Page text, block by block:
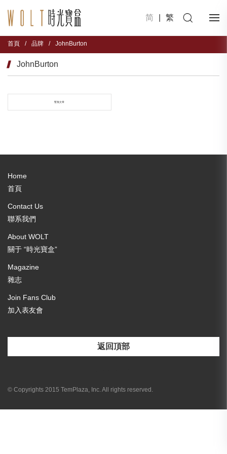
简 繁
首頁 / 品牌 / JohnBurton
JohnBurton
暫無文章
Home
首頁
Contact Us
聯系我們
About WOLT
關于 “時光寶盒”
Magazine
雜志
Join Fans Club
加入表友會
返回頂部
© Copyrights 2015 TemPlaza, Inc. All rights reserved.